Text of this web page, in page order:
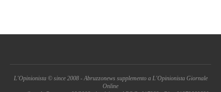
L'Opinionista © since 2008 - Abruzzonews supplemento a L'Opinionista Giornale
Online